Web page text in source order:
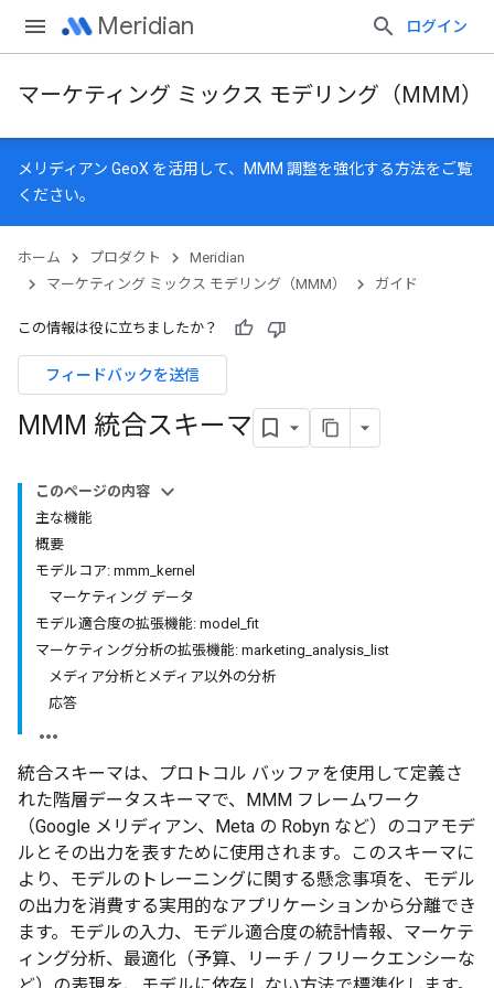
Meridian ログイン
マーケティング ミックス モデリング（MMM）
メリディアン GeoX を活用して、MMM 調整を強化する方法をご覧
ください。
ホーム プロダクト
Meridian
マーケティング ミックス モデリング（MMM）
ガイド
この情報は役に立ちましたか？
フィードバックを送信
MMM 統合スキーマ
このページの内容
主な機能
概要
モデルコア: mmm_kernel
マーケティング データ
モデル適合度の拡張機能: model_fit
マーケティング分析の拡張機能: marketing_analysis_list
メディア分析とメディア以外の分析
応答
統合スキーマは、プロトコル バッファを使用して定義さ
れた階層データスキーマで、MMM フレームワーク
（Google メリディアン、Meta の Robyn など）のコアモデ
ルとその出力を表すために使用されます。このスキーマに
より、モデルのトレーニングに関する懸念事項を、モデル
の出力を消費する実用的なアプリケーションから分離でき
ます。モデルの入力、モデル適合度の統計情報、マーケテ
ィング分析、最適化（予算、リーチ / フリークエンシーな